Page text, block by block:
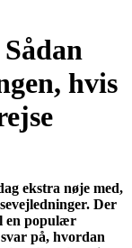
hvis
ekstra nøje med,
Der
en populær
på, hvordan